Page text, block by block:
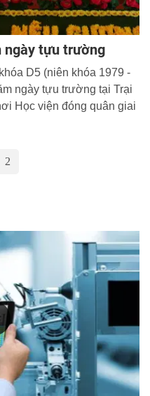
ngày tựu trường
D5 (niên khóa 1979 -
ngày tựu trường tại Trại
Học viện đóng quân giai
2